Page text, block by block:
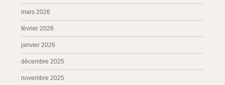
mars 2026
février 2026
janvier 2026
décembre 2025
novembre 2025